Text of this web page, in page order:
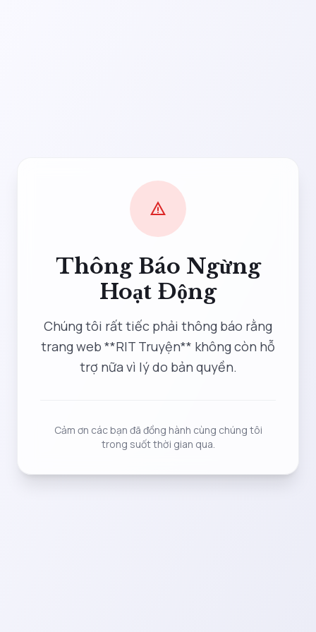
warning
Thông Báo Ngừng
Hoạt Động
Chúng tôi rất tiếc phải thông báo rằng
trang web **RIT Truyện** không còn hỗ
trợ nữa vì lý do bản quyền.
Cảm ơn các bạn đã đồng hành cùng chúng tôi
trong suốt thời gian qua.